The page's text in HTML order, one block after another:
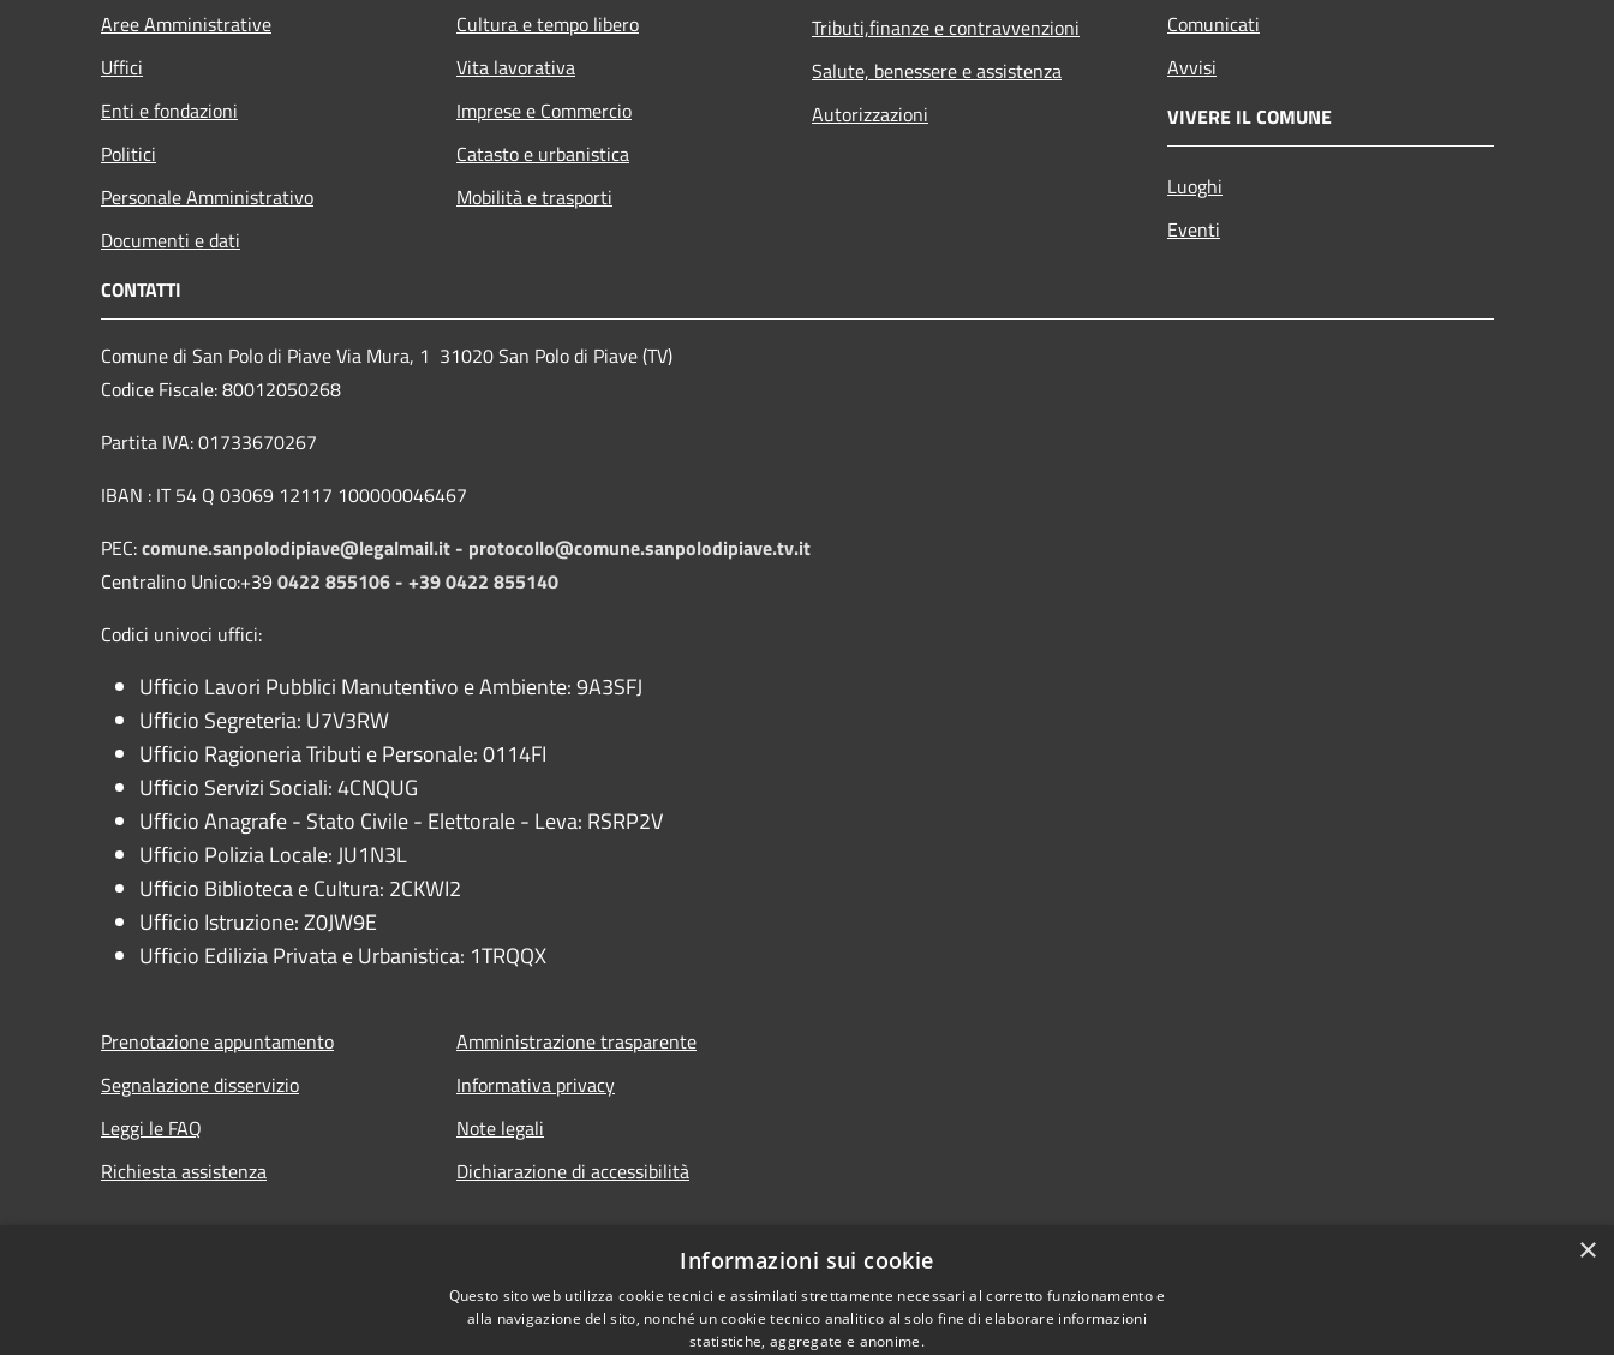
Aree Amministrative
Uffici
Enti e fondazioni
Politici
Personale Amministrativo
Documenti e dati
Cultura e tempo libero
Vita lavorativa
Imprese e Commercio
Catasto e urbanistica
Mobilità e trasporti
Tributi,finanze e contravvenzioni
Salute, benessere e assistenza
Autorizzazioni
Comunicati
Avvisi
VIVERE IL COMUNE
Luoghi
Eventi
CONTATTI
Comune di San Polo di Piave Via Mura, 1 31020 San Polo di Piave (TV)
Codice Fiscale: 80012050268
Partita IVA: 01733670267
IBAN : IT 54 Q 03069 12117 100000046467
PEC:comune.sanpolodipiave@legalmail.it - protocollo@comune.sanpolodipiave.tv.it
Centralino Unico:+39 0422 855106 - +39 0422 855140
Codici univoci uffici:
Ufficio Lavori Pubblici Manutentivo e Ambiente: 9A3SFJ
Ufficio Segreteria: U7V3RW
Ufficio Ragioneria Tributi e Personale: 0114FI
Ufficio Servizi Sociali: 4CNQUG
Ufficio Anagrafe - Stato Civile - Elettorale - Leva: RSRP2V
Ufficio Polizia Locale: JU1N3L
Ufficio Biblioteca e Cultura: 2CKWI2
Ufficio Istruzione: Z0JW9E
Ufficio Edilizia Privata e Urbanistica: 1TRQQX
Prenotazione appuntamento
Segnalazione disservizio
Leggi le FAQ
Richiesta assistenza
Amministrazione trasparente
Informativa privacy
Note legali
Dichiarazione di accessibilità
Mappa del sito
×
Informazioni sui cookie
Questo sito web utilizza cookie tecnici e assimilati strettamente necessari al corretto funzionamento e
alla navigazione del sito, nonché un cookie tecnico analitico al solo fine di elaborare informazioni
statistiche, aggregate e anonime.